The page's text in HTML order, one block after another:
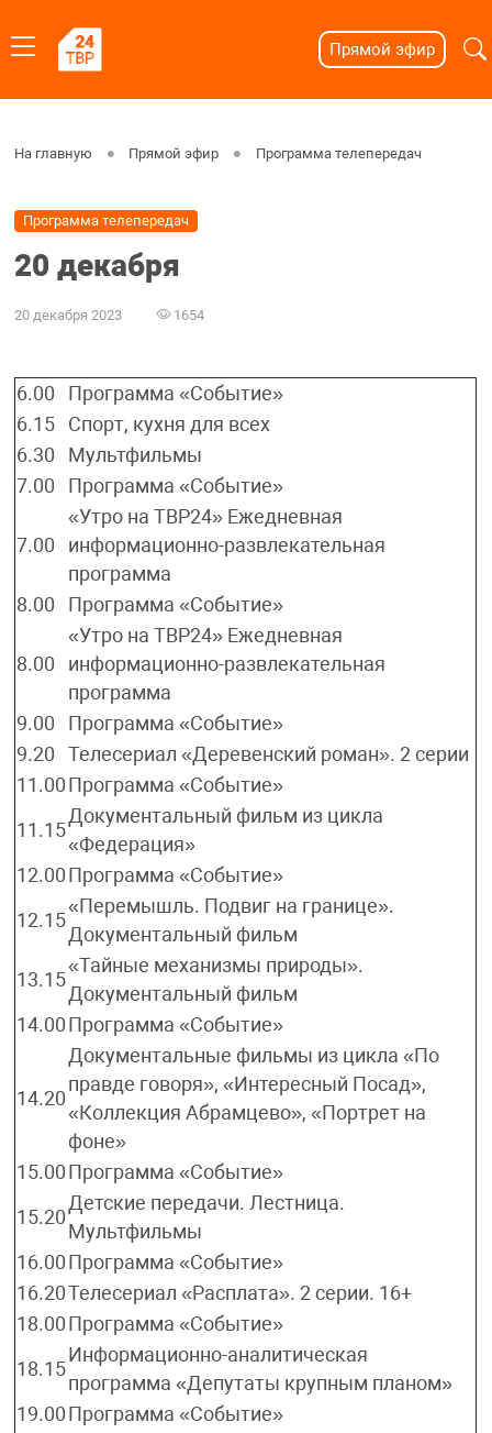
Прямой эфир
На главную Прямой эфир Программа телепередач
Программа телепередач
20 декабря
20 декабря 2023 1654
6.00
Программа «Событие»
6.15
Спорт, кухня для всех
6.30
Мультфильмы
7.00
Программа «Событие»
7.00
«Утро на ТВР24» Ежедневная
информационно-развлекательная
программа
8.00
Программа «Событие»
8.00
«Утро на ТВР24» Ежедневная
информационно-развлекательная
программа
9.00
Программа «Событие»
9.20
Телесериал «Деревенский роман». 2 серии
11.00 Программа «Событие»
11.15
Документальный фильм из цикла
«Федерация»
12.00 Программа «Событие»
12.15
«Перемышль. Подвиг на границе».
Документальный фильм
13.15
«Тайные механизмы природы».
Документальный фильм
14.00 Программа «Событие»
14.20
Документальные фильмы из цикла «По
правде говоря», «Интересный Посад»,
«Коллекция Абрамцево», «Портрет на
фоне»
15.00 Программа «Событие»
15.20
Детские передачи. Лестница.
Мультфильмы
16.00 Программа «Событие»
16.20Телесериал «Расплата». 2 серии. 16+
18.00 Программа «Событие»
18.15
Информационно-аналитическая
программа «Депутаты крупным планом»
19.00 Программа «Событие»